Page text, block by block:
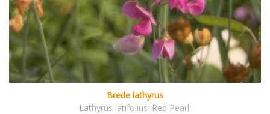
Brede lathyrus
Lathyrus latifolius 'Red Pearl'